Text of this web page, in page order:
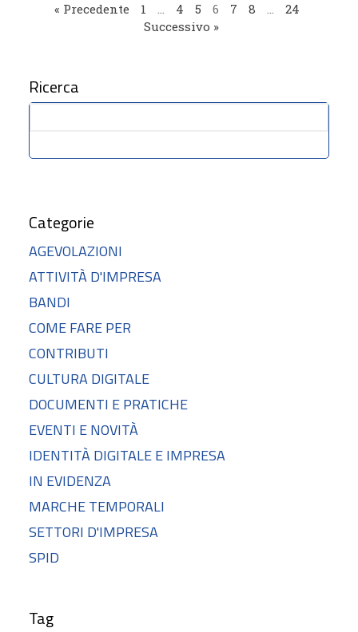
« Precedente 1 … 4 5 6 7 8 …
24
Successivo »
Ricerca
Categorie
AGEVOLAZIONI
ATTIVITÀ D'IMPRESA
BANDI
COME FARE PER
CONTRIBUTI
CULTURA DIGITALE
DOCUMENTI E PRATICHE
EVENTI E NOVITÀ
IDENTITÀ DIGITALE E IMPRESA
IN EVIDENZA
MARCHE TEMPORALI
SETTORI D'IMPRESA
SPID
Tag